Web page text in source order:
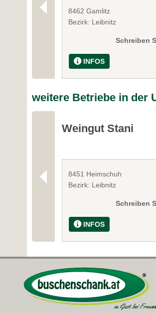
8462 Gamlitz
Bezirk: Leibnitz
Schreiben
INFOS
weitere Betriebe in der
Weingut Stani
8451 Heimschuh
Bezirk: Leibnitz
Schreiben
INFOS